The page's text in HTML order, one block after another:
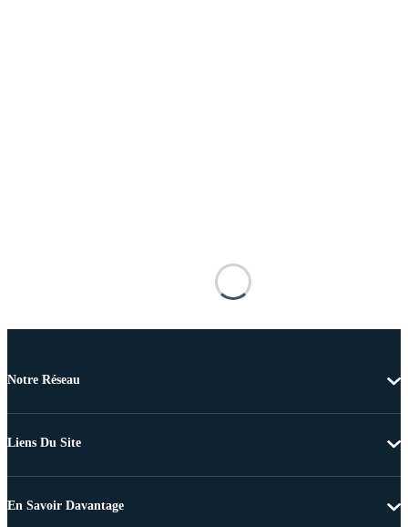
Notre Réseau
Liens Du Site
En Savoir Davantage